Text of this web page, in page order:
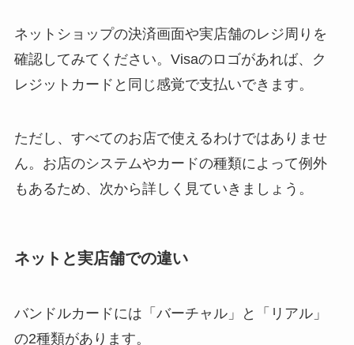
ネットショップの決済画面や実店舗のレジ周りを
確認してみてください。Visaのロゴがあれば、ク
レジットカードと同じ感覚で支払いできます。
ただし、すべてのお店で使えるわけではありませ
ん。お店のシステムやカードの種類によって例外
もあるため、次から詳しく見ていきましょう。
ネットと実店舗での違い
バンドルカードには「バーチャル」と「リアル」
の2種類があります。